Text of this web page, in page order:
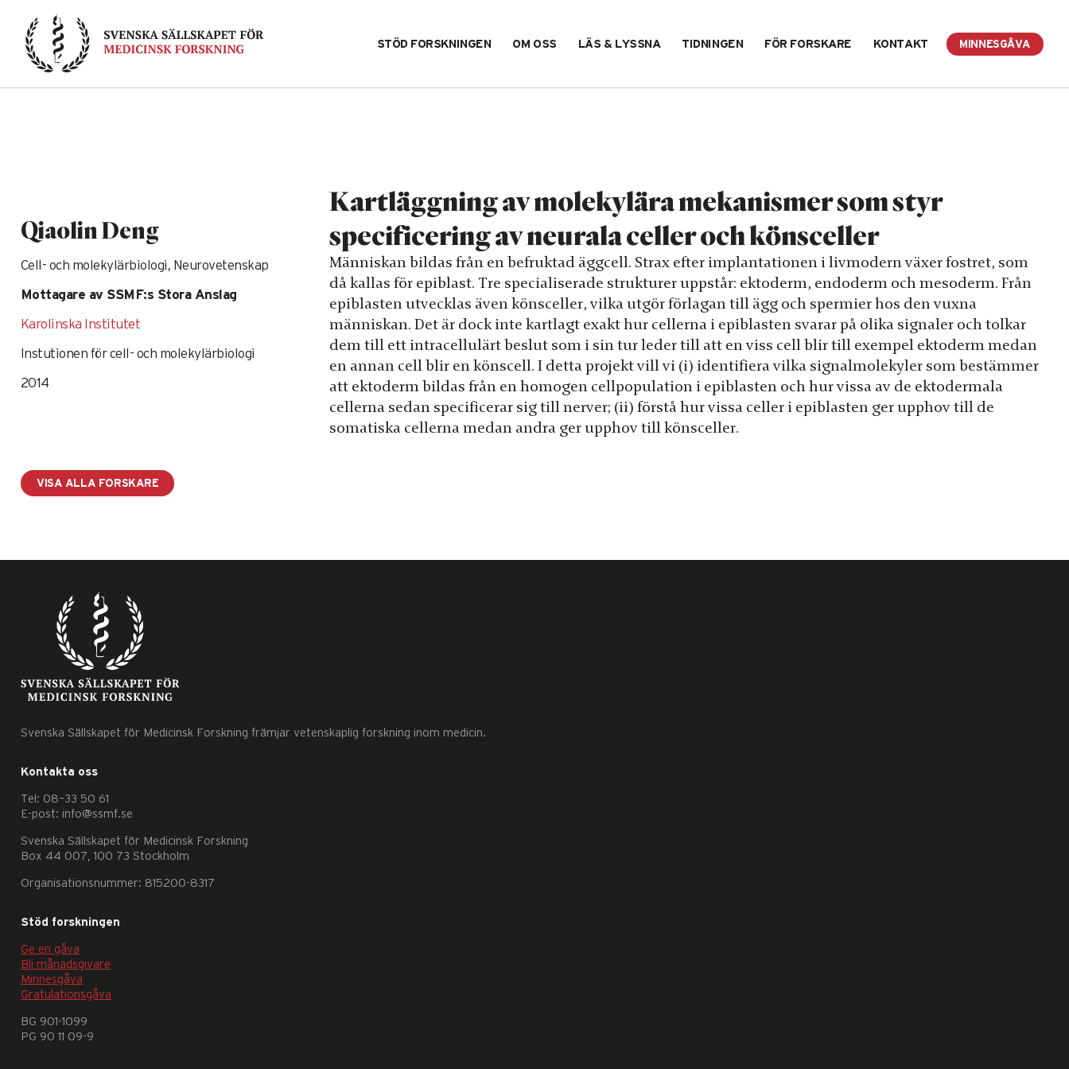
content
STÖD FORSKNINGEN OM OSS LÄS & LYSSNA TIDNINGEN FÖR FORSKARE KONTAKT MINNESGÅVA
Qiaolin Deng
Cell- och molekylärbiologi, Neurovetenskap
Mottagare av SSMF:s Stora Anslag
Karolinska Institutet
Instutionen för cell- och molekylärbiologi
2014
Kartläggning av molekylära mekanismer som styr
specificering av neurala celler och könsceller
Människan bildas från en befruktad äggcell. Strax efter implantationen i livmodern växer fostret, som
då kallas för epiblast. Tre specialiserade strukturer uppstår: ektoderm, endoderm och mesoderm. Från
epiblasten utvecklas även könsceller, vilka utgör förlagan till ägg och spermier hos den vuxna
människan. Det är dock inte kartlagt exakt hur cellerna i epiblasten svarar på olika signaler och tolkar
dem till ett intracellulärt beslut som i sin tur leder till att en viss cell blir till exempel ektoderm medan
en annan cell blir en könscell. I detta projekt vill vi (i) identifiera vilka signalmolekyler som bestämmer
att ektoderm bildas från en homogen cellpopulation i epiblasten och hur vissa av de ektodermala
cellerna sedan specificerar sig till nerver; (ii) förstå hur vissa celler i epiblasten ger upphov till de
somatiska cellerna medan andra ger upphov till könsceller.
VISA ALLA FORSKARE
Svenska Sällskapet för Medicinsk Forskning främjar vetenskaplig forskning inom medicin.
Kontakta oss
Tel: 08–33 50 61
E-post: info@ssmf.se
Svenska Sällskapet för Medicinsk Forskning
Box 44 007, 100 73 Stockholm
Organisationsnummer: 815200-8317
Stöd forskningen
Ge en gåva
Bli månadsgivare
Minnesgåva
Gratulationsgåva
BG 901-1099
PG 90 11 09-9
Nödvändiga
Dessa
kakor
inte
att
välja
bort.
behövs